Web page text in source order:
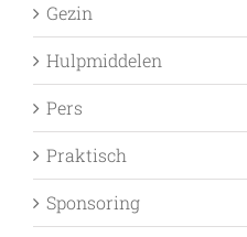
Gezin
Hulpmiddelen
Pers
Praktisch
Sponsoring